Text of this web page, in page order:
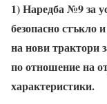
1) Наредба №9 за
безопасно стъкло
на нови трактори
по отношение на
характеристики.